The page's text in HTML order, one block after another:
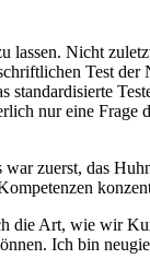
lassen. Nicht
Test
nur eine Frage
zuerst, das
die Art, wie wir
Ich bin